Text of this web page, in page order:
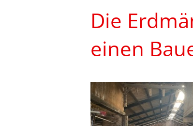
Die
einen